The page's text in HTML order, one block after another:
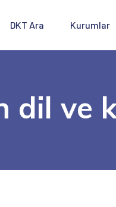
DKT Ara Kurumlar
dil ve